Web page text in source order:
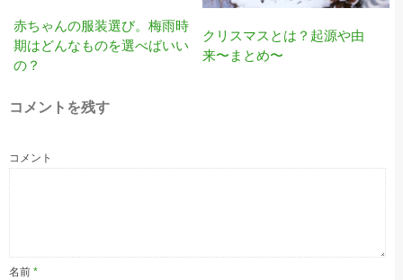
赤ちゃんの服装選び。梅雨時
期はどんなものを選べばいい
の？
クリスマスとは？起源や由
来〜まとめ〜
コメントを残す
コメント
名前 *